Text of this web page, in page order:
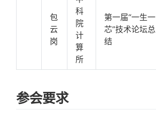
包
云
岗
科
院
计
算
所
第一届“一生一
芯”技术论坛总
结
参会要求